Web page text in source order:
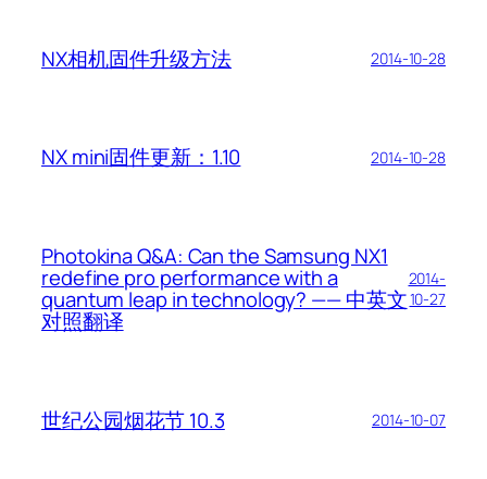
NX相机固件升级方法 2014-10-28
NX mini固件更新：1.10 2014-10-28
Photokina Q&A: Can the Samsung NX1
redefine pro performance with a
quantum leap in technology? —— 中英文
对照翻译
2014-
10-27
世纪公园烟花节 10.3 2014-10-07